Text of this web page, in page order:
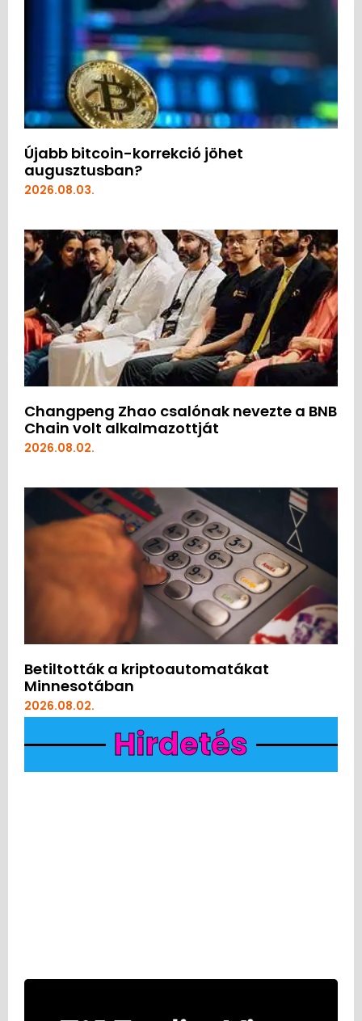
Újabb bitcoin-korrekció jöhet
augusztusban?
2026.08.03.
Changpeng Zhao csalónak nevezte a BNB
Chain volt alkalmazottját
2026.08.02.
Betiltották a kriptoautomatákat
Minnesotában
2026.08.02.
Hirdetés